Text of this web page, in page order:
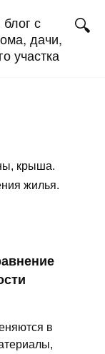
с
дачи,
участка
крыша.
жилья.
в